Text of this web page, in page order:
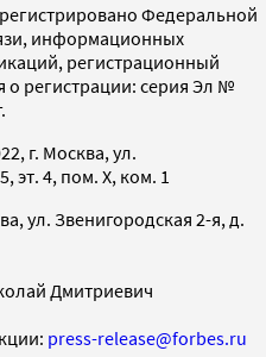
Федеральной
информационных
регистрационный
о регистрации: серия Эл №
г. Москва, ул.
эт. 4, пом. X, ком. 1
ул. Звенигородская 2-я, д.
Дмитриевич
press-release@forbes.ru